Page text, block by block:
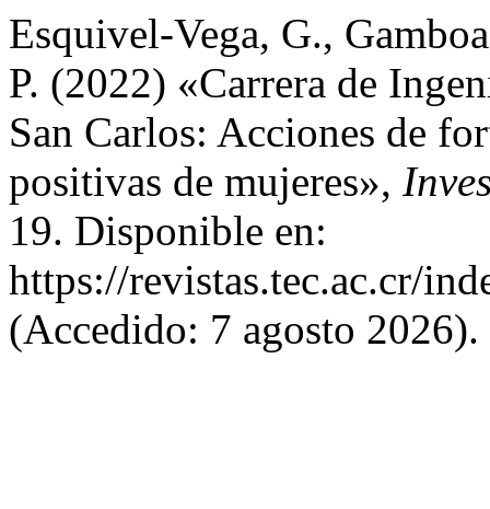
Esquivel-Vega, G.,
P. (2022) «Carrera de
San Carlos: Acciones de
positivas de mujeres»,
19. Disponible en:
https://revistas.tec.ac.cr/
(Accedido: 7 agosto 2026).